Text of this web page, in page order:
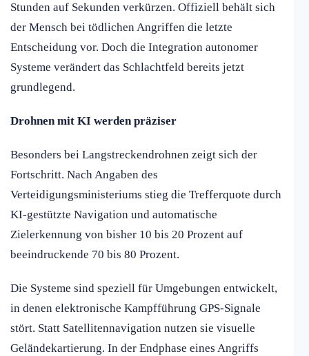
Stunden auf Sekunden verkürzen. Offiziell behält sich
der Mensch bei tödlichen Angriffen die letzte
Entscheidung vor. Doch die Integration autonomer
Systeme verändert das Schlachtfeld bereits jetzt
grundlegend.
Drohnen mit KI werden präziser
Besonders bei Langstreckendrohnen zeigt sich der
Fortschritt. Nach Angaben des
Verteidigungsministeriums stieg die Trefferquote durch
KI-gestützte Navigation und automatische
Zielerkennung von bisher 10 bis 20 Prozent auf
beeindruckende 70 bis 80 Prozent.
Die Systeme sind speziell für Umgebungen entwickelt,
in denen elektronische Kampfführung GPS-Signale
stört. Statt Satellitennavigation nutzen sie visuelle
Geländekartierung. In der Endphase eines Angriffs